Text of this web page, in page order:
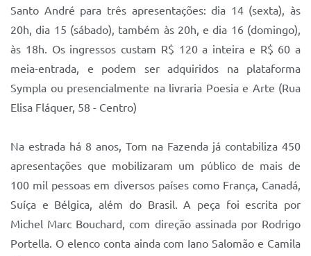
Quadra Fiscal
SIC
Autarquias
Santo André para três apresentações: dia 14 (sexta), às
20h, dia 15 (sábado), também às 20h, e dia 16 (domingo),
às 18h. Os ingressos custam R$ 120 a inteira e R$ 60 a
meia-entrada, e podem ser adquiridos na plataforma
Sympla ou presencialmente na livraria Poesia e Arte (Rua
Elisa Fláquer, 58 - Centro)
Na estrada há 8 anos, Tom na Fazenda já contabiliza 450
apresentações que mobilizaram um público de mais de
100 mil pessoas em diversos países como França, Canadá,
Suíça e Bélgica, além do Brasil. A peça foi escrita por
Michel Marc Bouchard, com direção assinada por Rodrigo
Portella. O elenco conta ainda com Iano Salomão e Camila